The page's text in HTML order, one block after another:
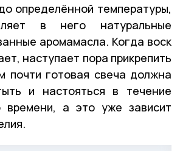
определённой температуры,
в него натуральные
аромамасла. Когда воск
наступает пора прикрепить
почти готовая свеча должна
и настояться в течение
времени, а это уже зависит